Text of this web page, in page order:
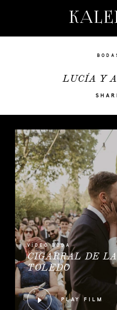
LUCÍA Y
VÍDEO BODA
CIGARRAL DE
TOLEDO
PLAY FILM
KALEIDOS
BLOG | HISTORIAS
EVENTOS | MODA
CONTACTO